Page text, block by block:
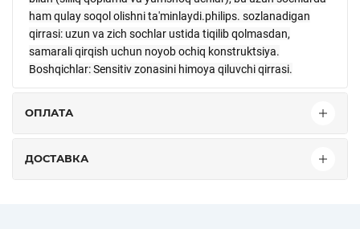
ham qulay soqol olishni ta'minlaydi.philips. sozlanadigan
qirrasi: uzun va zich sochlar ustida tiqilib qolmasdan,
samarali qirqish uchun noyob ochiq konstruktsiya.
Boshqichlar: Sensitiv zonasini himoya qiluvchi qirrasi.
ОПЛАТА
ДОСТАВКА